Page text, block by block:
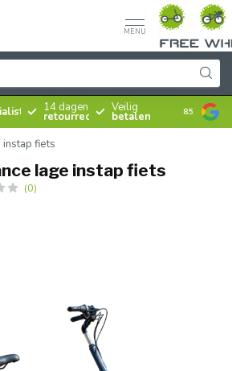
MENU
14 dagen
retourrecht
Veilig
betalen 8.5
instap fiets
lage instap fiets
(0)